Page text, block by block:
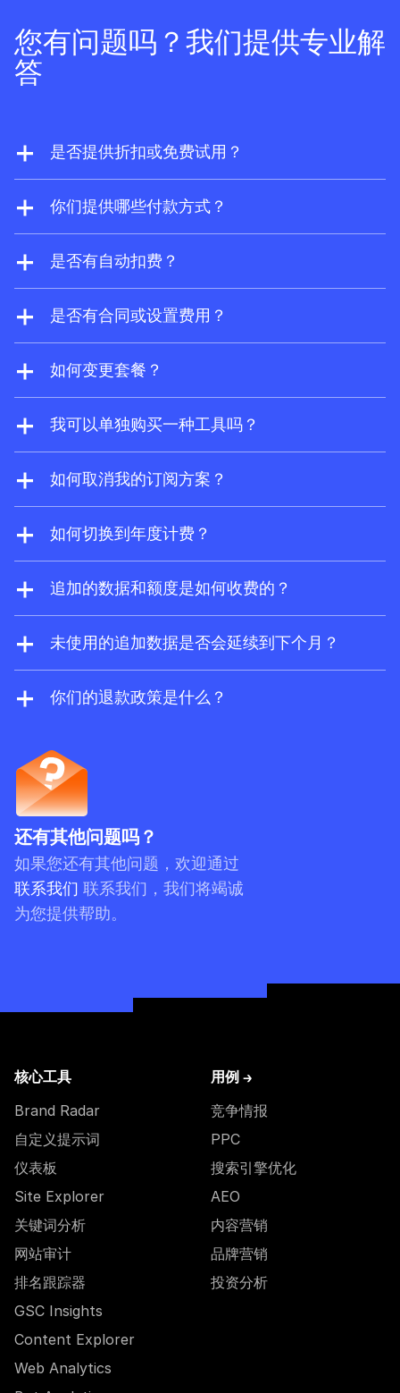
您有问题吗？我们提供专业解
答
是否提供折扣或免费试用？
我们从不提供折扣。但如果您是网站所有者，
可以注册Ahrefs 免费版，免费获取 Site
你们提供哪些付款方式？
我们接受 Visa、Mastercard、American
Express 和银联。对于企业版订阅方案，我们
是否有自动扣费？
是的。如果没有预付费，追加用户将按用量付
费方式自动计费。此外，如果您启用了追加的
阅方案上限时，系统将自动扣费。
是否有合同或设置费用？
没有合同或设置费用。您可以随时更改方案或
取消 Ahrefs 订阅。
如何变更套餐？
您可以随时在账户设置中升级或降级账户。升
级会立即生效，而降级和取消订阅则会在当前
我可以单独购买一种工具吗？
是的，Brand Radar 可作为独立工具使用。购
买后您还将获得一个 Ahrefs 免费版账户。
如何取消我的订阅方案？
您可以随时从帐户设置中取消您的订阅方案。
取消后，您仍然可以使用该方案直到订阅期结
Ahrefs 免费版方案，并可免费访问受限的 Site
如何切换到年度计费？
请通过support@ahrefs.com联系我们的支持
团队。
追加的数据和额度是如何收费的？
启用追加的按用量付费额度和数据后，当消耗
量超出您的订阅方案上限时，系统会自动向您
择预付购买并享受折扣。
未使用的追加数据是否会延续到下个月？
是的。按使用量付费 (PAYG) 的项目（如报告额
度、导出行数、抓取额度和 API 单位）有效期
15 日购买了 PAYG 额度，那么该额度将于 12
月 20 日到期。请注意，系统会优先使用预付费
额度。
你们的退款政策是什么？
用户，若尚未使用服务可申请退款，但若账户
存在任何实质性的使用记录，我们有权拒绝您
的退款请求。
还有其他问题吗？
如果您还有其他问题，欢迎通过
联系我们 联系我们，我们将竭诚
为您提供帮助。
核心工具
Brand Radar
自定义提示词
仪表板
Site Explorer
关键词分析
网站审计
排名跟踪器
GSC Insights
Content Explorer
Web Analytics
用例 →
竞争情报
PPC
搜索引擎优化
AEO
内容营销
品牌营销
投资分析